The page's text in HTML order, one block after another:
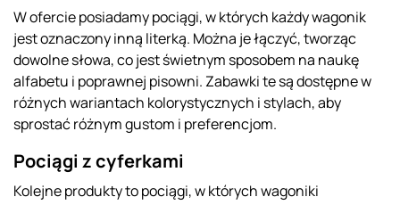
W ofercie posiadamy pociągi, w których każdy wagonik
jest oznaczony inną literką. Można je łączyć, tworząc
dowolne słowa, co jest świetnym sposobem na naukę
alfabetu i poprawnej pisowni. Zabawki te są dostępne w
różnych wariantach kolorystycznych i stylach, aby
sprostać różnym gustom i preferencjom.
Pociągi z cyferkami
Kolejne produkty to pociągi, w których wagoniki